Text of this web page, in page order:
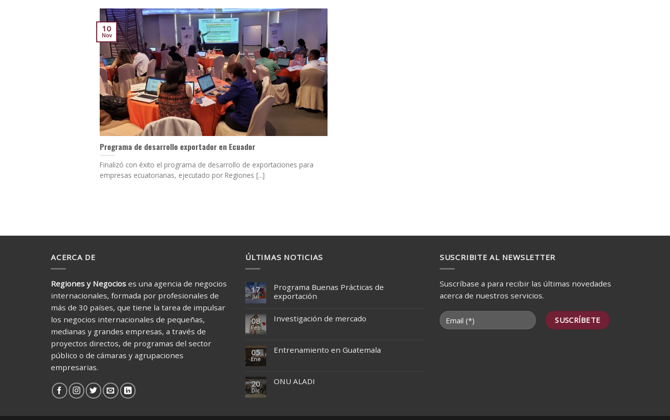
Programa de desarrollo exportador en Ecuador
Finalizó con éxito el programa de desarrollo de exportaciones para
empresas ecuatorianas, ejecutado por Regiones [...]
10
Nov
ACERCA DE
Regiones y Negocios es una agencia de negocios
internacionales, formada por profesionales de
más de 30 países, que tiene la tarea de impulsar
los negocios internacionales de pequeñas,
medianas y grandes empresas, a través de
proyectos directos, de programas del sector
público o de cámaras y agrupaciones
empresarias.
ÚLTIMAS NOTICIAS
17
Jul
Programa Buenas Prácticas de
exportación
08
Feb
Investigación de mercado
05
Ene
Entrenamiento en Guatemala
20
Dic
ONU ALADI
SUSCRIBITE AL NEWSLETTER
Suscríbase a para recibir las últimas novedades
acerca de nuestros servicios.